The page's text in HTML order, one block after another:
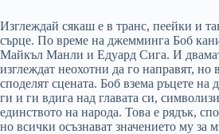
Изглеждай сякаш е в транс, пеейки и
сърце. По време на джемминга Боб
Майкъл Манли и Едуард Сига. И
изглеждат неохотни да го направят, но
споделят сцената. Боб взема ръцете на
ги и ги вдига над главата си,
единството на народа. Това е рядък,
но всички осъзнават значението му за